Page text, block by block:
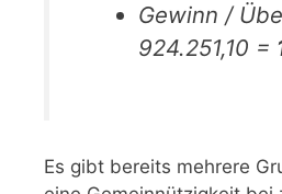
Gewinn /
924.251,10 =
Es gibt bereits mehrere